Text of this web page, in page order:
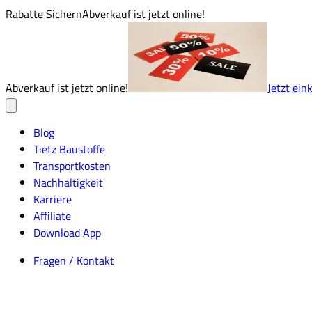
Rabatte SichernAbverkauf ist jetzt online!
Abverkauf ist jetzt online! Jetzt
Blog
Tietz Baustoffe
Transportkosten
Nachhaltigkeit
Karriere
Affiliate
Download App
Fragen / Kontakt